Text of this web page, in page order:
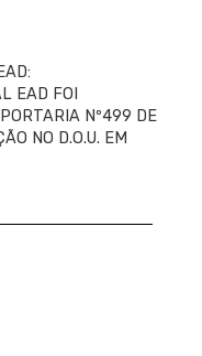
EAD FOI
Nº499 DE
NO D.O.U. EM